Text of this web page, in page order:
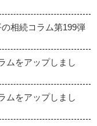
相続コラム第199弾
ムをアップしまし
ムをアップしまし